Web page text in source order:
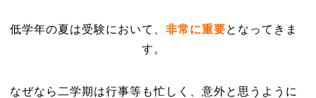
低学年の夏は受験において、非常に重要となってきま
す。
なぜなら二学期は行事等も忙しく、意外と思うように